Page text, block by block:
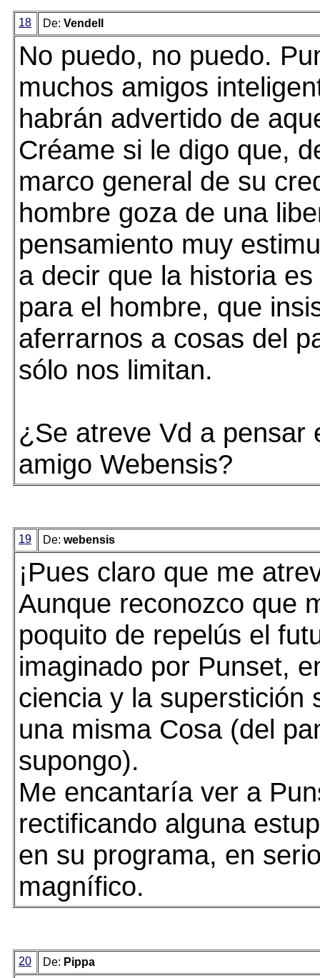
18 De: Vendell
No puedo, no puedo.
muchos amigos
habrán advertido de
Créame si le digo que,
marco general de su
hombre goza de una
pensamiento muy
a decir que la historia
para el hombre, que
aferrarnos a cosas del
sólo nos limitan.
¿Se atreve Vd a pensar
amigo Webensis?
19 De: webensis
¡Pues claro que me
Aunque reconozco que
poquito de repelús el
imaginado por Punset,
ciencia y la superstición
una misma Cosa (del
supongo).
Me encantaría ver a
rectificando alguna
en su programa, en
magnífico.
20 De: Pippa